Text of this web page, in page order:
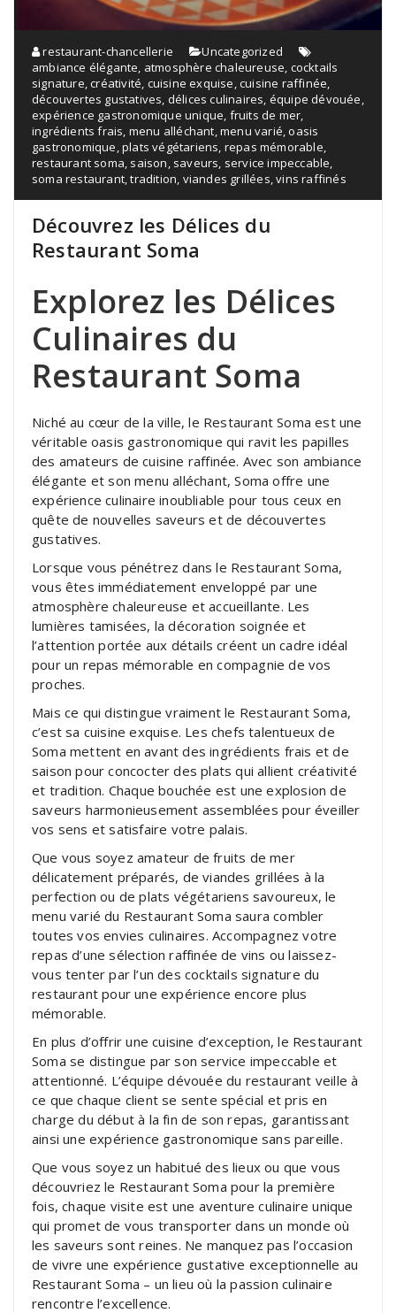
restaurant-chancellerie
Uncategorized
ambiance élégante, atmosphère chaleureuse, cocktails
signature,créativité, cuisine exquise,cuisine raffinée,
découvertes gustatives, délices culinaires, équipe dévouée,
expérience gastronomique unique, fruits de mer,
ingrédients frais, menu alléchant,menu varié,oasis
gastronomique,plats végétariens, repas mémorable,
restaurant soma, saison, saveurs, service impeccable,
soma restaurant,tradition, viandes grillées,vins raffinés
Découvrez les Délices du
Restaurant Soma
Explorez les Délices
Culinaires du
Restaurant Soma
Niché au cœur de la ville, le Restaurant Soma est une
véritable oasis gastronomique qui ravit les papilles
des amateurs de cuisine raffinée. Avec son ambiance
élégante et son menu alléchant, Soma offre une
expérience culinaire inoubliable pour tous ceux en
quête de nouvelles saveurs et de découvertes
gustatives.
Lorsque vous pénétrez dans le Restaurant Soma,
vous êtes immédiatement enveloppé par une
atmosphère chaleureuse et accueillante. Les
lumières tamisées, la décoration soignée et
l’attention portée aux détails créent un cadre idéal
pour un repas mémorable en compagnie de vos
proches.
Mais ce qui distingue vraiment le Restaurant Soma,
c’est sa cuisine exquise. Les chefs talentueux de
Soma mettent en avant des ingrédients frais et de
saison pour concocter des plats qui allient créativité
et tradition. Chaque bouchée est une explosion de
saveurs harmonieusement assemblées pour éveiller
vos sens et satisfaire votre palais.
Que vous soyez amateur de fruits de mer
délicatement préparés, de viandes grillées à la
perfection ou de plats végétariens savoureux, le
menu varié du Restaurant Soma saura combler
toutes vos envies culinaires. Accompagnez votre
repas d’une sélection raffinée de vins ou laissez-
vous tenter par l’un des cocktails signature du
restaurant pour une expérience encore plus
mémorable.
En plus d’offrir une cuisine d’exception, le Restaurant
Soma se distingue par son service impeccable et
attentionné. L’équipe dévouée du restaurant veille à
ce que chaque client se sente spécial et pris en
charge du début à la fin de son repas, garantissant
ainsi une expérience gastronomique sans pareille.
Que vous soyez un habitué des lieux ou que vous
découvriez le Restaurant Soma pour la première
fois, chaque visite est une aventure culinaire unique
qui promet de vous transporter dans un monde où
les saveurs sont reines. Ne manquez pas l’occasion
de vivre une expérience gustative exceptionnelle au
Restaurant Soma – un lieu où la passion culinaire
rencontre l’excellence.